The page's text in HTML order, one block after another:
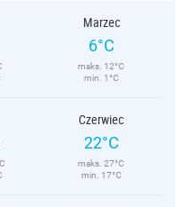
Marzec
6°C
maks. 12°C
min. 1°C
Czerwiec
22°C
maks. 27°C
min. 17°C